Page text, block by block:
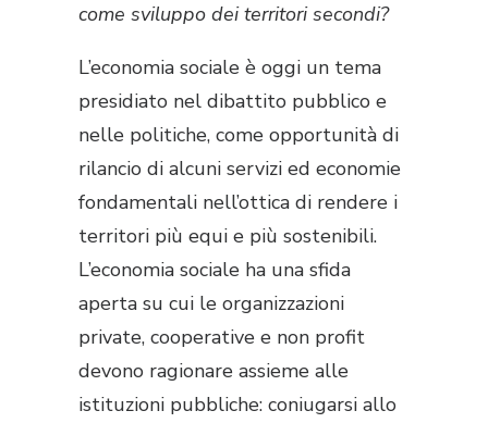
come sviluppo dei territori secondi?
L’economia sociale è oggi un tema
presidiato nel dibattito pubblico e
nelle politiche, come opportunità di
rilancio di alcuni servizi ed economie
fondamentali nell’ottica di rendere i
territori più equi e più sostenibili.
L’economia sociale ha una sfida
aperta su cui le organizzazioni
private, cooperative e non profit
devono ragionare assieme alle
istituzioni pubbliche: coniugarsi allo